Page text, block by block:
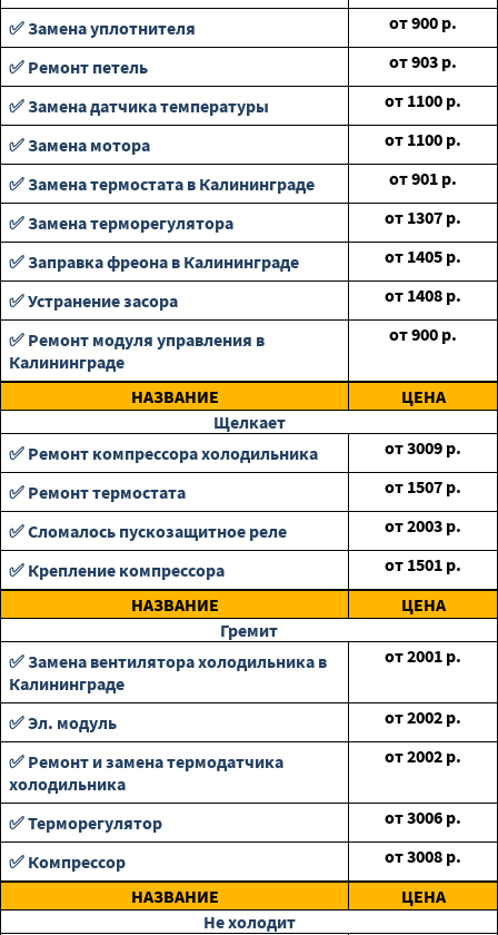
✅ Замена уплотнителя
от900 р.
✅ Ремонт петель
от903 р.
✅ Замена датчика температуры
от 1100 р.
✅ Замена мотора
от 1100 р.
✅ Замена термостата в Калининграде
от901 р.
✅ Замена терморегулятора
от 1307 р.
✅ Заправка фреона в Калининграде
от 1405 р.
✅ Устранение засора
от 1408 р.
✅ Ремонт модуля управления в
Калининграде
от900 р.
НАЗВАНИЕ
ЦЕНА
Щелкает
✅ Ремонт компрессора холодильника
от3009 р.
✅ Ремонт термостата
от 1507 р.
✅ Сломалось пускозащитное реле
от2003 р.
✅ Крепление компрессора
от 1501 р.
НАЗВАНИЕ
ЦЕНА
Гремит
✅ Замена вентилятора холодильника в
Калининграде
от2001 р.
✅ Эл. модуль от2002 р.
✅ Ремонт и замена термодатчика
холодильника
от2002 р.
✅ Терморегулятор от3006 р.
✅ Компрессор
от3008 р.
НАЗВАНИЕ
ЦЕНА
Не холодит